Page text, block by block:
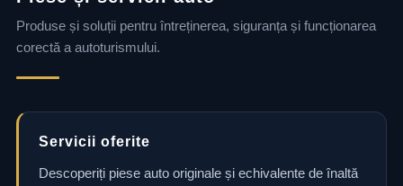
Produse și soluții pentru întreținerea, siguranța și funcționarea
corectă a autoturismului.
Servicii oferite
Descoperiți piese auto originale și echivalente de înaltă